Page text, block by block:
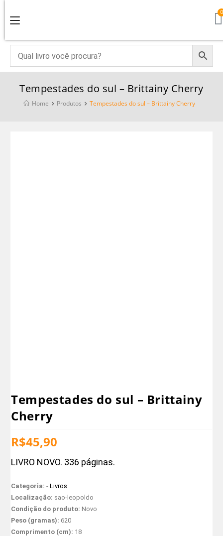
Tempestades do sul – Brittainy Cherry
Home Produtos Tempestades do sul – Brittainy Cherry
Tempestades do sul – Brittainy
Cherry
R$45,90
LIVRO NOVO. 336 páginas.
Categoria:-Livros
Localização: sao-leopoldo
Condição do produto: Novo
Peso (gramas): 620
Comprimento (cm): 18